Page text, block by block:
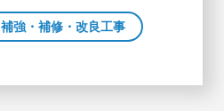
補強・補修・改良工事